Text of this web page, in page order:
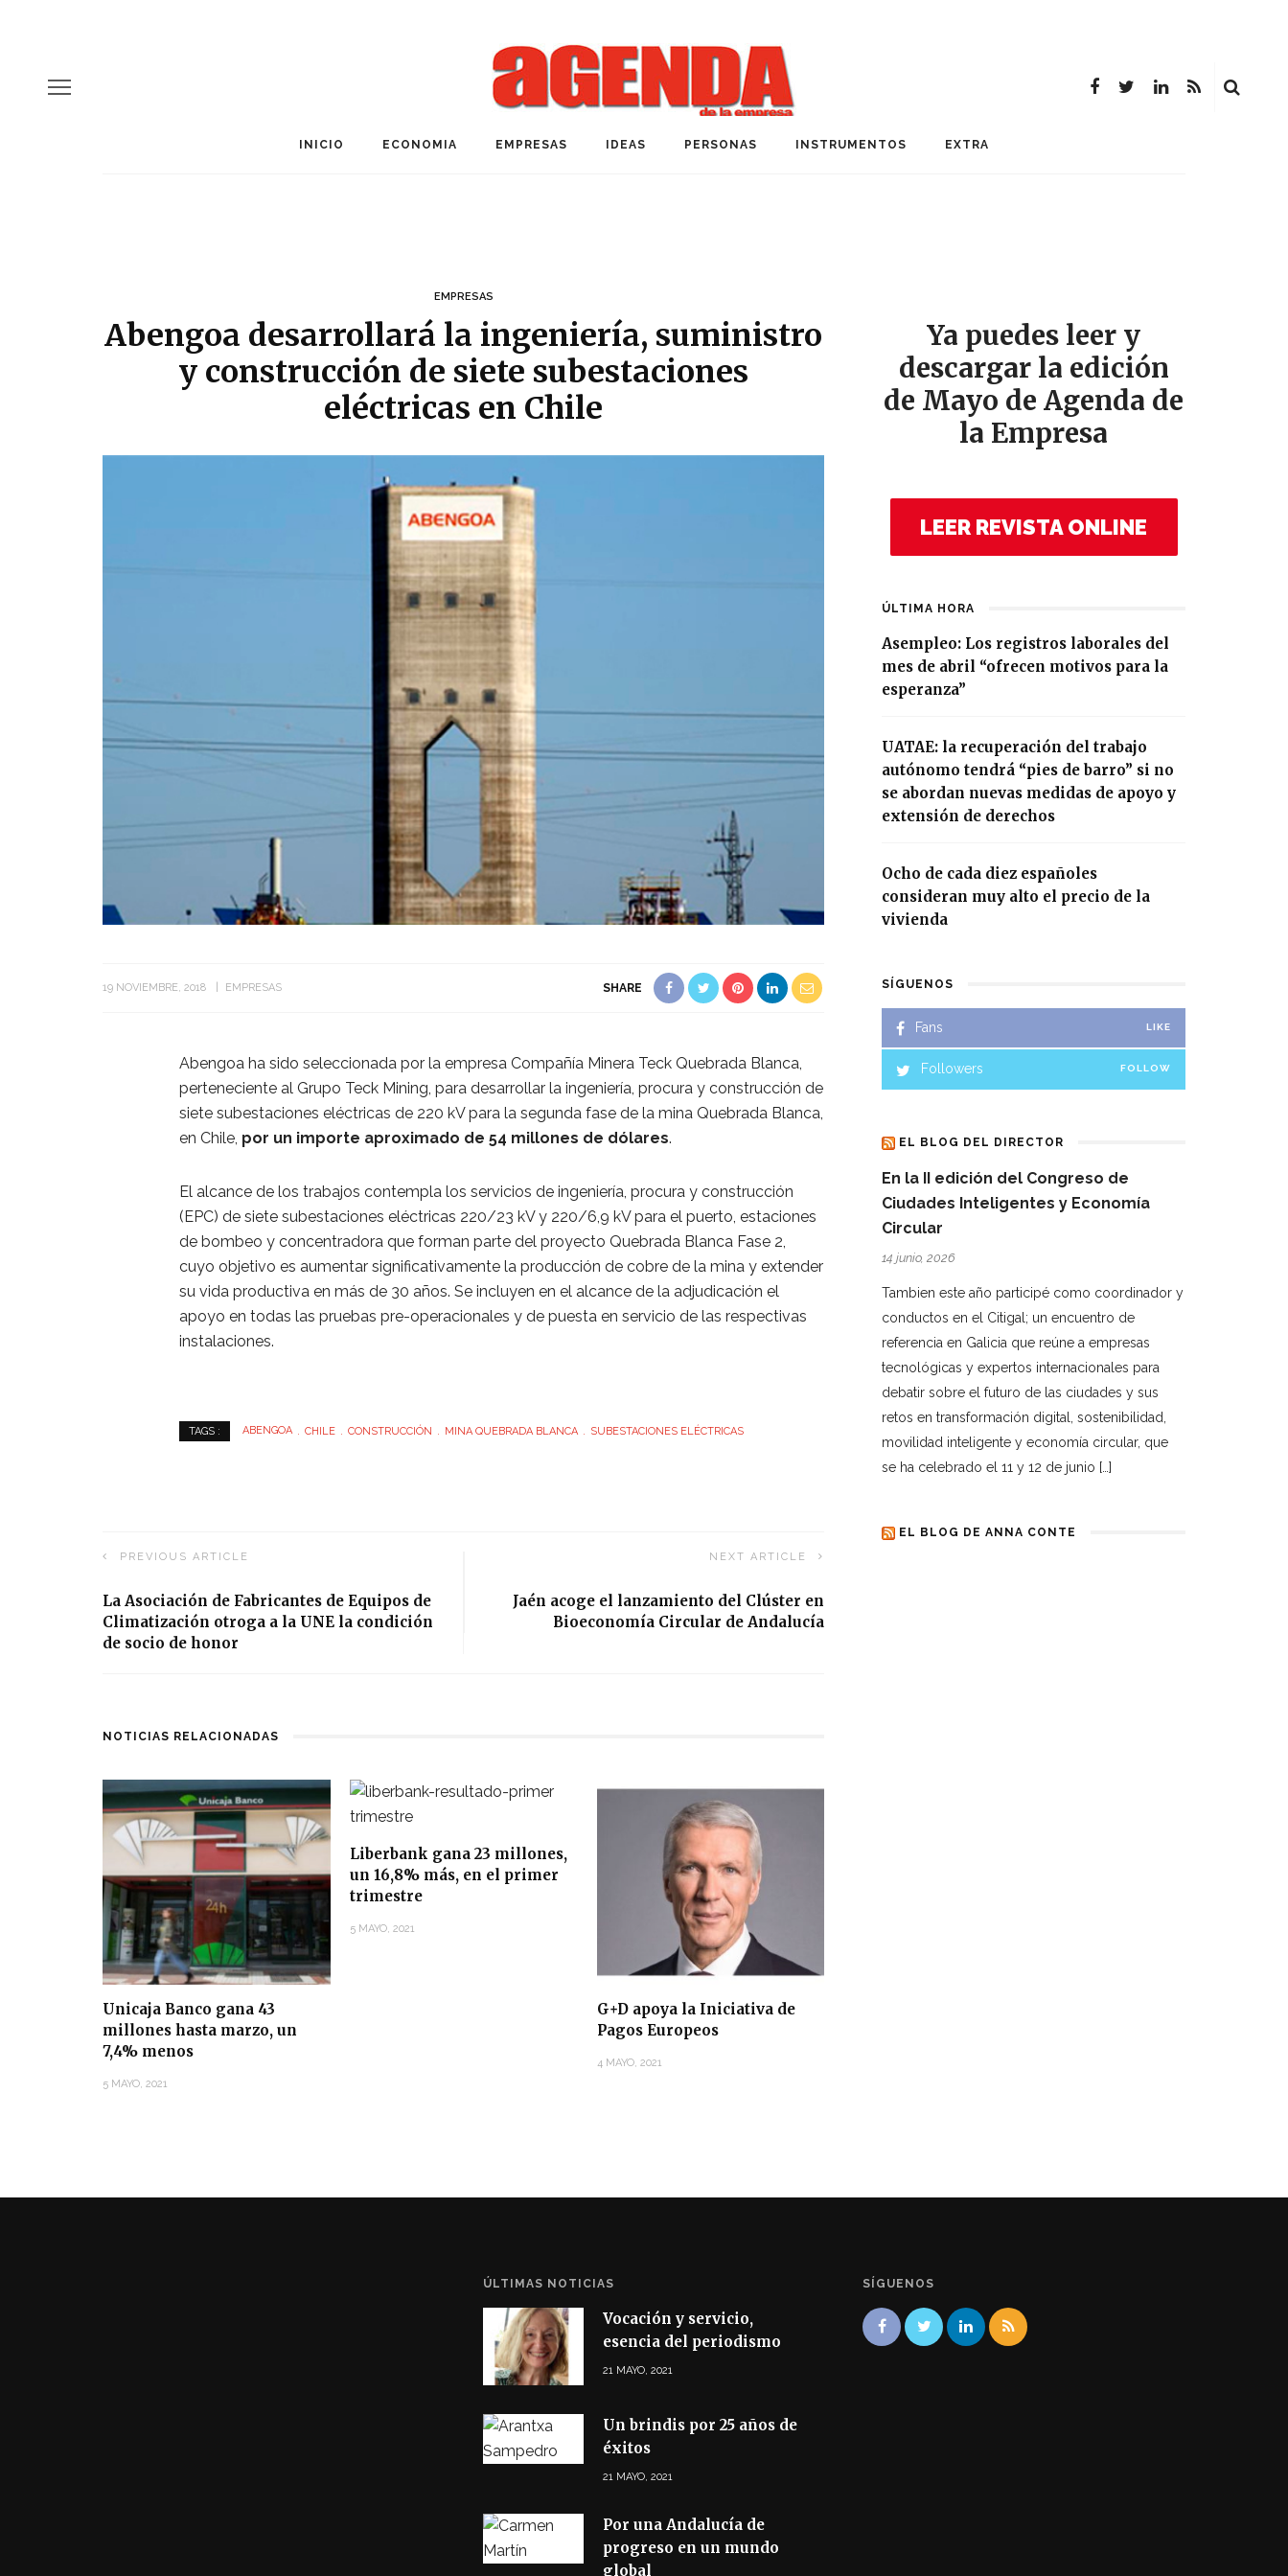
INICIO ECONOMIA EMPRESAS IDEAS PERSONAS INSTRUMENTOS EXTRA
EMPRESAS
Abengoa desarrollará la ingeniería, suministro
y construcción de siete subestaciones
eléctricas en Chile
19 NOVIEMBRE, 2018 EMPRESAS SHARE
Abengoa ha sido seleccionada por la empresa Compañía Minera Teck Quebrada Blanca,
perteneciente al Grupo Teck Mining, para desarrollar la ingeniería, procura y construcción de
siete subestaciones eléctricas de 220 kV para la segunda fase de la mina Quebrada Blanca,
en Chile, por un importe aproximado de 54 millones de dólares.
El alcance de los trabajos contempla los servicios de ingeniería, procura y construcción
(EPC) de siete subestaciones eléctricas 220/23 kV y 220/6,9 kV para el puerto, estaciones
de bombeo y concentradora que forman parte del proyecto Quebrada Blanca Fase 2,
cuyo objetivo es aumentar significativamente la producción de cobre de la mina y extender
su vida productiva en más de 30 años. Se incluyen en el alcance de la adjudicación el
apoyo en todas las pruebas pre-operacionales y de puesta en servicio de las respectivas
instalaciones.
TAGS : ABENGOA CHILE CONSTRUCCIÓN MINA QUEBRADA BLANCA SUBESTACIONES ELÉCTRICAS
PREVIOUS ARTICLE
La Asociación de Fabricantes de Equipos de
Climatización otroga a la UNE la condición
de socio de honor
NEXT ARTICLE
Jaén acoge el lanzamiento del Clúster en
Bioeconomía Circular de Andalucía
NOTICIAS RELACIONADAS
Unicaja Banco gana 43
millones hasta marzo, un
7,4% menos
5 MAYO, 2021
Liberbank gana 23 millones,
un 16,8% más, en el primer
trimestre
5 MAYO, 2021
G+D apoya la Iniciativa de
Pagos Europeos
4 MAYO, 2021
Ya puedes leer y
descargar la edición
de Mayo de Agenda de
la Empresa
LEER REVISTA ONLINE
ÚLTIMA HORA
Asempleo: Los registros laborales del
mes de abril “ofrecen motivos para la
esperanza”
UATAE: la recuperación del trabajo
autónomo tendrá “pies de barro” si no
se abordan nuevas medidas de apoyo y
extensión de derechos
Ocho de cada diez españoles
consideran muy alto el precio de la
vivienda
SÍGUENOS
Fans LIKE
Followers FOLLOW
EL BLOG DEL DIRECTOR
En la II edición del Congreso de
Ciudades Inteligentes y Economía
Circular
14 junio, 2026
Tambien este año participé como coordinador y
conductos en el Citigal; un encuentro de
referencia en Galicia que reúne a empresas
tecnológicas y expertos internacionales para
debatir sobre el futuro de las ciudades y sus
retos en transformación digital, sostenibilidad,
movilidad inteligente y economía circular, que
se ha celebrado el 11 y 12 de junio […]
EL BLOG DE ANNA CONTE
ÚLTIMAS NOTICIAS
Vocación y servicio,
esencia del periodismo
21 MAYO, 2021
Un brindis por 25 años de
éxitos
21 MAYO, 2021
Por una Andalucía de
progreso en un mundo
global
SÍGUENOS